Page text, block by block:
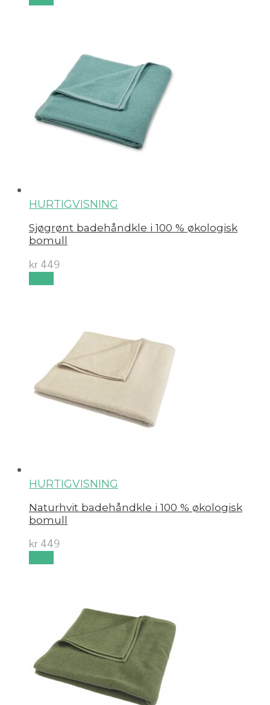
HURTIGVISNING
Sjøgrønt badehåndkle i 100 % økologisk
bomull
kr 449
HURTIGVISNING
Naturhvit badehåndkle i 100 % økologisk
bomull
kr 449